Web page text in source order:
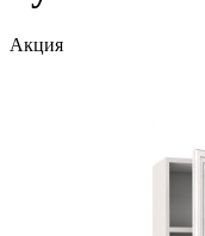
Акция